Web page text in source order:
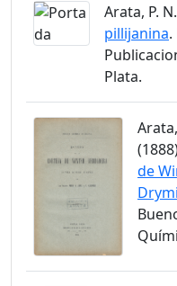
Arata, P.
pillijanina.
Plata.
de